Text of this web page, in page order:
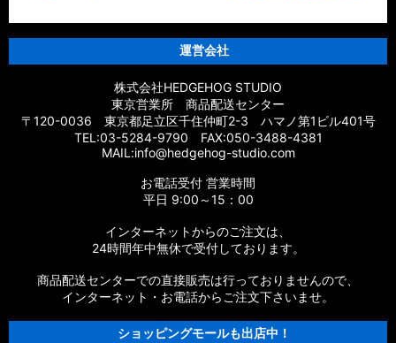
運営会社
株式会社HEDGEHOG STUDIO
東京営業所 商品配送センター
〒120-0036 東京都足立区千住仲町2-3 ハマノ第1ビル401号
TEL:03-5284-9790 FAX:050-3488-4381
MAIL:info@hedgehog-studio.com
お電話受付 営業時間
平日 9:00～15：00
インターネットからのご注文は、
24時間年中無休で受付しております。
商品配送センターでの直接販売は行っておりませんので、
インターネット・お電話からご注文下さいませ。
ショッピングモールも出店中！